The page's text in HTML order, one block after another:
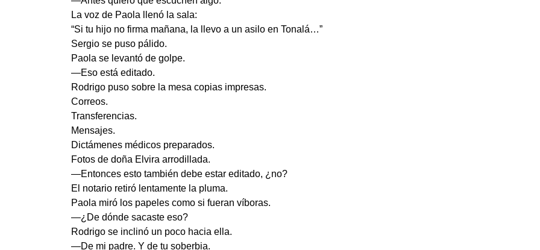
La voz de Paola llenó la sala:
“Si tu hijo no firma mañana, la llevo a un asilo en Tonalá…”
Sergio se puso pálido.
Paola se levantó de golpe.
—Eso está editado.
Rodrigo puso sobre la mesa copias impresas.
Correos.
Transferencias.
Mensajes.
Dictámenes médicos preparados.
Fotos de doña Elvira arrodillada.
—Entonces esto también debe estar editado, ¿no?
El notario retiró lentamente la pluma.
Paola miró los papeles como si fueran víboras.
—¿De dónde sacaste eso?
Rodrigo se inclinó un poco hacia ella.
—De mi padre. Y de tu soberbia.